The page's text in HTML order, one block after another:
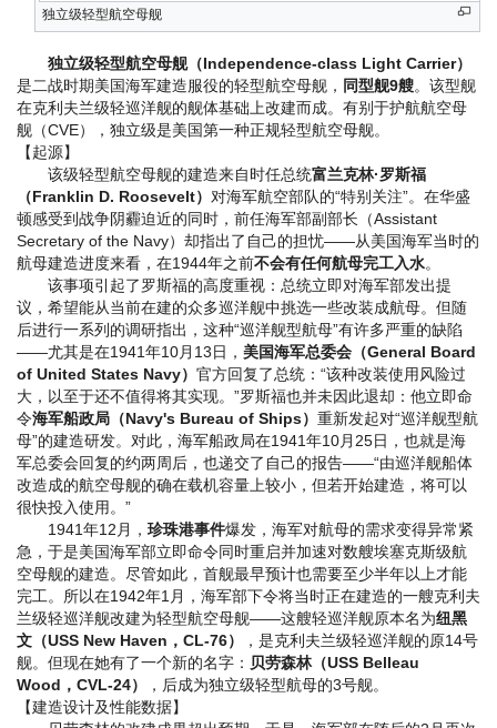
独立级轻型航空母舰
独立级轻型航空母舰（Independence-class Light Carrier）
是二战时期美国海军建造服役的轻型航空母舰， 同型舰9艘。该型舰
在克利夫兰级轻巡洋舰的舰体基础上改建而成。有别于护航航空母
舰（CVE），独立级是美国第一种正规轻型航空母舰。
【起源】
该级轻型航空母舰的建造来自时任总统富兰克林·罗斯福
（Franklin D. Roosevelt） 对海军航空部队的“特别关注”。在华盛
顿感受到战争阴霾迫近的同时，前任海军部副部长（Assistant
Secretary of the Navy）却指出了自己的担忧——从美国海军当时的
航母建造进度来看，在1944年之前不会有任何航母完工入水。
该事项引起了罗斯福的高度重视：总统立即对海军部发出提
议，希望能从当前在建的众多巡洋舰中挑选一些改装成航母。但随
后进行一系列的调研指出，这种“巡洋舰型航母”有许多严重的缺陷
——尤其是在1941年10月13日， 美国海军总委会（General Board
of United States Navy） 官方回复了总统：“该种改装使用风险过
大，以至于还不值得将其实现。”罗斯福也并未因此退却：他立即命
令海军船政局（Navy's Bureau of Ships） 重新发起对“巡洋舰型航
母”的建造研发。对此，海军船政局在1941年10月25日，也就是海
军总委会回复的约两周后，也递交了自己的报告——“由巡洋舰船体
改造成的航空母舰的确在载机容量上较小，但若开始建造，将可以
很快投入使用。”
1941年12月， 珍珠港事件爆发，海军对航母的需求变得异常紧
急，于是美国海军部立即命令同时重启并加速对数艘埃塞克斯级航
空母舰的建造。尽管如此，首舰最早预计也需要至少半年以上才能
完工。所以在1942年1月，海军部下令将当时正在建造的一艘克利夫
兰级轻巡洋舰改建为轻型航空母舰——这艘轻巡洋舰原本名为纽黑
文（USS New Haven，CL-76）
，是克利夫兰级轻巡洋舰的原14号
舰。但现在她有了一个新的名字： 贝劳森林（USS Belleau
Wood，CVL-24）
，后成为独立级轻型航母的3号舰。
【建造设计及性能数据】